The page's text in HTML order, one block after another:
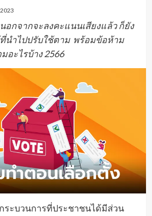
อกจากจะลงคะแนนเสียงแล้ว ก็ยัง
นำไปปรับใช้ตาม พร้อมข้อห้าม
อะไรบ้าง 2566
ระบวนการที่ประชาชนได้มีส่วน